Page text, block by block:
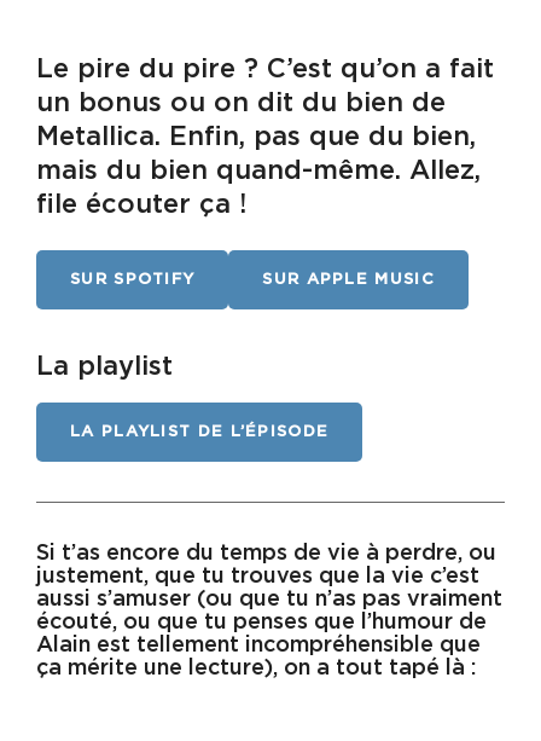
Le pire du pire ? C’est qu’on a fait
un bonus ou on dit du bien de
Metallica. Enfin, pas que du bien,
mais du bien quand-même. Allez,
file écouter ça !
SUR SPOTIFY SUR APPLE MUSIC
La playlist
LA PLAYLIST DE L’ÉPISODE
Si t’as encore du temps de vie à perdre, ou
justement, que tu trouves que la vie c’est
aussi s’amuser (ou que tu n’as pas vraiment
écouté, ou que tu penses que l’humour de
Alain est tellement incompréhensible que
ça mérite une lecture), on a tout tapé là :